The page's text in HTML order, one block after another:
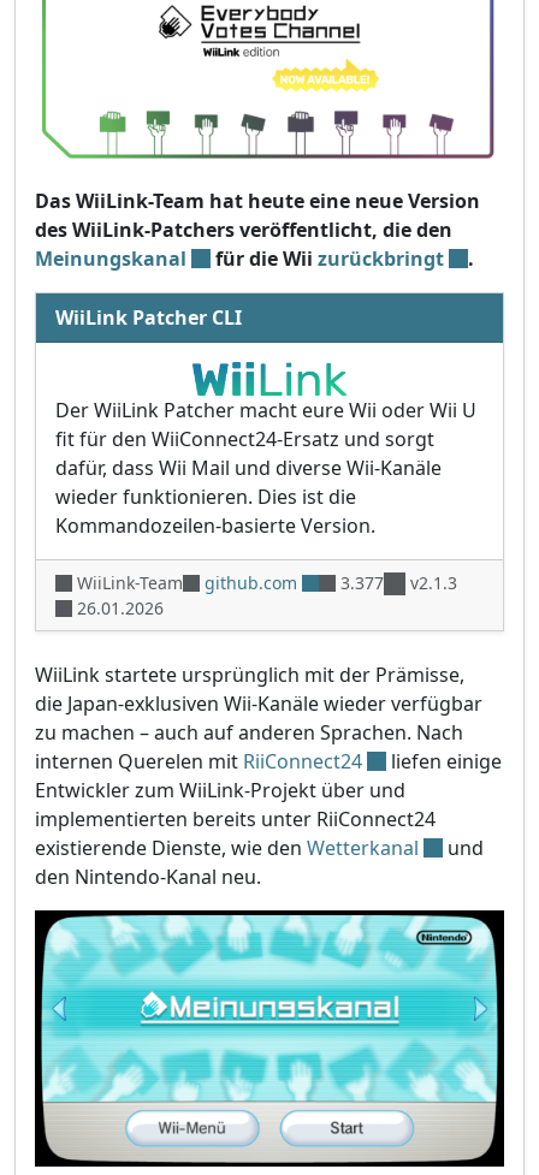
Das WiiLink-Team hat heute eine neue Version
des WiiLink-Patchers veröffentlicht, die den
Meinungskanal
für die Wii zurückbringt .
WiiLink Patcher CLI
Der WiiLink Patcher macht eure Wii oder Wii U
fit für den WiiConnect24-Ersatz und sorgt
dafür, dass Wii Mail und diverse Wii-Kanäle
wieder funktionieren. Dies ist die
Kommandozeilen-basierte Version.
WiiLink-Team github.com 3.377
v2.1.3
26.01.2026
WiiLink startete ursprünglich mit der Prämisse,
die Japan-exklusiven Wii-Kanäle wieder verfügbar
zu machen – auch auf anderen Sprachen. Nach
internen Querelen mit RiiConnect24
liefen einige
Entwickler zum WiiLink-Projekt über und
implementierten bereits unter RiiConnect24
existierende Dienste, wie den Wetterkanal
und
den Nintendo-Kanal neu.